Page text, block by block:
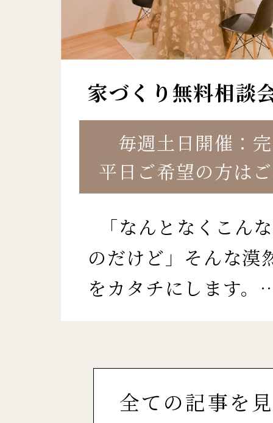
家づくり無料相談
毎週土日開催：
平日ご希望の方は
「なんとなくこん
のだけど」そんな漠
をカタチにします。
全ての記事を